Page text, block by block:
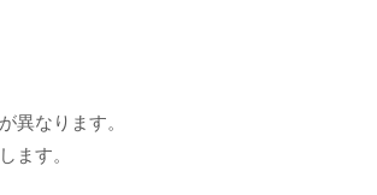
異なります。
ます。